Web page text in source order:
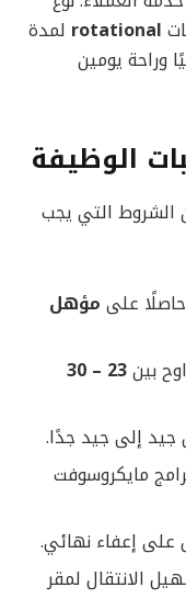
rotational لمدة
أسبوعيًا وراحة يومين
الوظيفة
التي يجب
على مؤهل
بين
23 – 30
جيد إلى جيد جدًا.
مايكروسوفت
على إعفاء نهائي.
الانتقال لمقر